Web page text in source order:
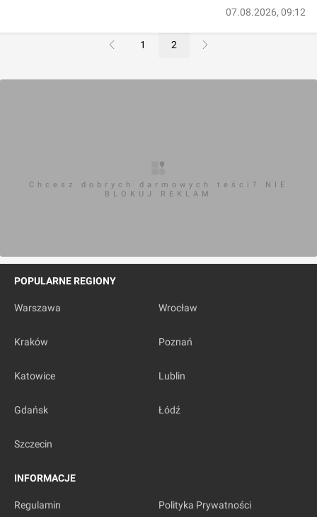
07.08.2026, 09:12
1 2
Chcesz dobrych darmowych teści? NIE
BLOKUJ REKLAM
POPULARNE REGIONY
Warszawa Wrocław
Kraków Poznań
Katowice Lublin
Gdańsk Łódź
Szczecin
INFORMACJE
Regulamin Polityka Prywatności